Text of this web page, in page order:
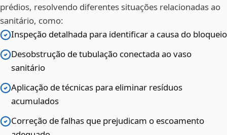
prédios, resolvendo diferentes situações relacionadas ao
sanitário, como:
Inspeção detalhada para identificar a causa do bloqueio
Desobstrução de tubulação conectada ao vaso
sanitário
Aplicação de técnicas para eliminar resíduos
acumulados
Correção de falhas que prejudicam o escoamento